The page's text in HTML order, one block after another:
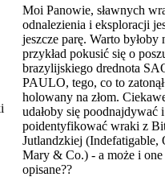
Moi Panowie, sławnych
odnalezienia i eksploracji
jeszcze parę. Warto byłoby
przykład pokusić się o
brazylijskiego drednota
PAULO, tego, co to zatonął
holowany na złom.
udałoby się poodnajdywać i
poidentyfikować wraki z
Jutlandzkiej (Indefatigable,
Mary & Co.) - a może i one
opisane??